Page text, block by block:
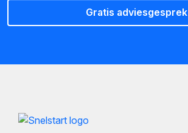
Gratis adviesgesprek